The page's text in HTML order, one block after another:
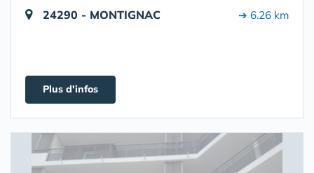
24290 - MONTIGNAC ➔ 6.26 km
Plus d'infos